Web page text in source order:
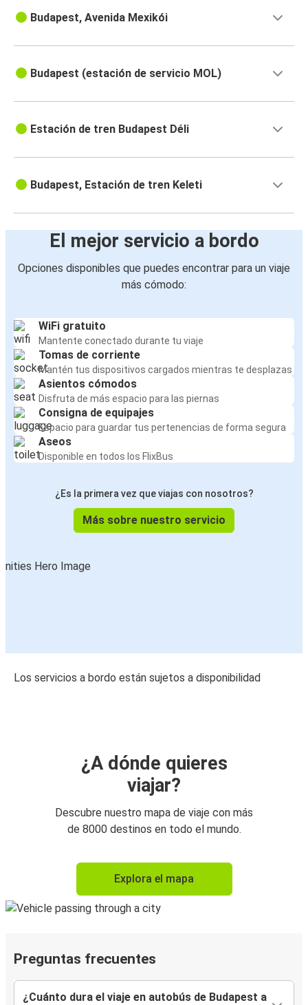
Budapest, Avenida Mexikói
Budapest (estación de servicio MOL)
Estación de tren Budapest Déli
Budapest, Estación de tren Keleti
El mejor servicio a bordo
Opciones disponibles que puedes encontrar para un viaje
más cómodo:
WiFi gratuito
Mantente conectado durante tu viaje
Tomas de corriente
Mantén tus dispositivos cargados mientras te desplazas
Asientos cómodos
Disfruta de más espacio para las piernas
Consigna de equipajes
Espacio para guardar tus pertenencias de forma segura
Aseos
Disponible en todos los FlixBus
¿Es la primera vez que viajas con nosotros?
Más sobre nuestro servicio
Los servicios a bordo están sujetos a disponibilidad
¿A dónde quieres
viajar?
Descubre nuestro mapa de viaje con más
de 8000 destinos en todo el mundo.
Explora el mapa
Preguntas frecuentes
¿Cuánto dura el viaje en autobús de Budapest a